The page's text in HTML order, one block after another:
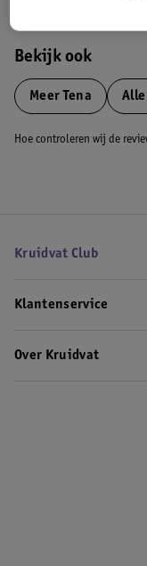
Bekijk ook
MeerTena
Hoe controleren wij de
Kruidvat Club
Klantenservice
Over Kruidvat